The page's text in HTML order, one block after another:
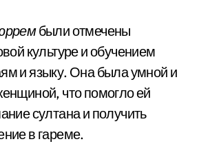
были отмечены
культуре и обучением
и языку. Она была умной и
что помогло ей
султана и получить
в гареме.